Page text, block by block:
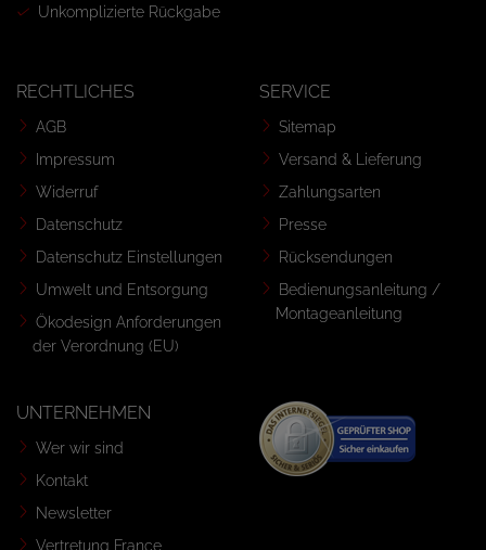
Unkomplizierte Rückgabe
RECHTLICHES
AGB
Impressum
Widerruf
Datenschutz
Datenschutz Einstellungen
Umwelt und Entsorgung
Ökodesign Anforderungen
der Verordnung (EU)
SERVICE
Sitemap
Versand & Lieferung
Zahlungsarten
Presse
Rücksendungen
Bedienungsanleitung /
Montageanleitung
UNTERNEHMEN
Wer wir sind
Kontakt
Newsletter
Vertretung France